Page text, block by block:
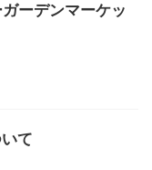
ーデンマーケッ
て